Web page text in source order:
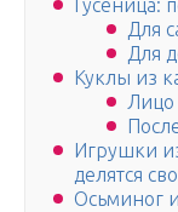
Гусеница:
Для
Для
Куклы из
Лицо
Игрушки
делятся
Осьминог